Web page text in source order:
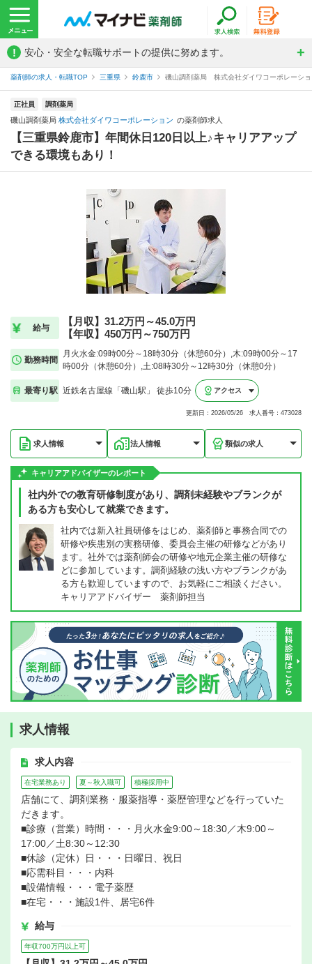
! 安心・安全な転職サポートの提供に努めます。
薬剤師の求人・転職TOP 三重県 鈴鹿市 磯山調剤薬局 株式会社ダイワコーポレーシ
正社員 調剤薬局
磯山調剤薬局 株式会社ダイワコーポレーション の薬剤師求人
【三重県鈴鹿市】年間休日120日以上♪キャリアアップ
できる環境もあり！
給与
【月収】31.2万円～45.0万円
【年収】450万円～750万円
勤務時間
月火水金:09時00分～18時30分（休憩60分）,木:09時00分～17
時00分（休憩60分）,土:08時30分～12時30分（休憩0分）
最寄り駅 近鉄名古屋線「磯山駅」 徒歩10分 アクセス
更新日：2026/05/26 求人番号：473028
求人情報 法人情報 類似の求人
キャリアアドバイザーのレポート
社内外での教育研修制度があり、調剤未経験やブランクが
ある方も安心して就業できます。
社内では新入社員研修をはじめ、薬剤師と事務合同での
研修や疾患別の実務研修、委員会主催の研修などがあり
ます。社外では薬剤師会の研修や地元企業主催の研修な
どに参加しています。調剤経験の浅い方やブランクがあ
る方も歓迎していますので、お気軽にご相談ください。
キャリアアドバイザー 薬剤師担当
求人情報
求人内容
在宅業務あり 夏～秋入職可 積極採用中
店舗にて、調剤業務・服薬指導・薬歴管理などを行っていた
だきます。
■診療（営業）時間・・・月火水金9:00～18:30／木9:00～
17:00／土8:30～12:30
■休診（定休）日・・・日曜日、祝日
■応需科目・・・内科
■設備情報・・・電子薬歴
■在宅・・・施設1件、居宅6件
給与
年収700万円以上可